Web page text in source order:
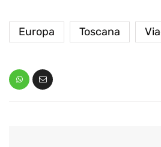
Europa Toscana